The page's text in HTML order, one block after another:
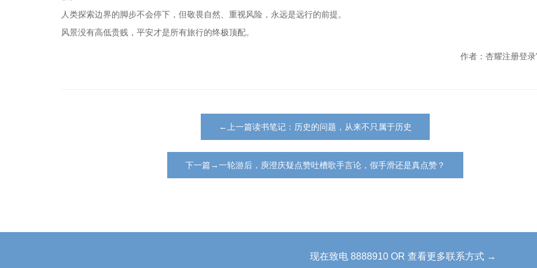
人类探索边界的脚步不会停下，但敬畏自然、重视风险，永远是远行的前提。
风景没有高低贵贱，平安才是所有旅行的终极顶配。
作者：杏耀注册登
←上一篇读书笔记：历史的问题，从来不只属于历史
下一篇→一轮游后，庾澄庆疑点赞吐槽歌手言论，假手滑还是真点赞？
现在致电 8888910 OR 查看更多联系方式 →